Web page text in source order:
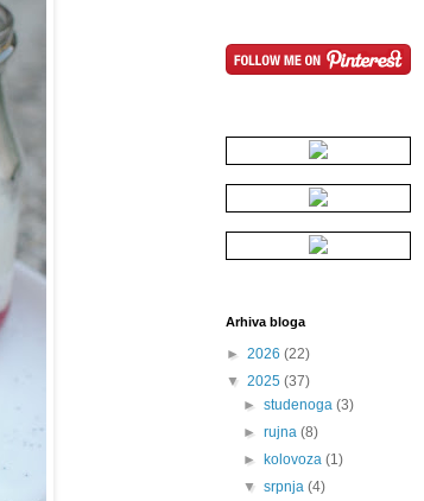
Arhiva bloga
► 2026 (22)
▼ 2025 (37)
►studenoga(3)
►rujna(8)
►
kolovoza(1)
▼srpnja(4)